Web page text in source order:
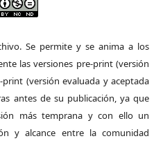
Se permite y se anima a los
las versiones pre-print (versión
(versión evaluada y aceptada
antes de su publicación, ya que
más temprana y con ello un
y alcance entre la comunidad